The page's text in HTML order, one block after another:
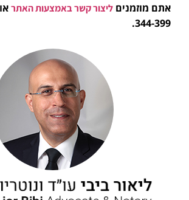
אתם מוזמנים ליצור קשר באמצעות האתר
344-399.